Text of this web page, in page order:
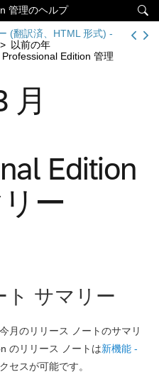

管理のヘルプ
(翻訳済、HTML 形式) -
> 以前の年
Edition 管理
月
Edition
ー
ト サマリー
月のリリース ノートのサマリ
のリリース ノートは新機能 -
セスが可能です。